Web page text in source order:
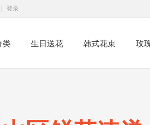
登录
类 生日送花 韩式花束 玫